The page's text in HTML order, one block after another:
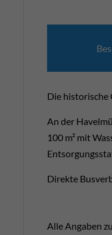
Die historische
An der
100 m² mit
Direkte
Alle Angaben